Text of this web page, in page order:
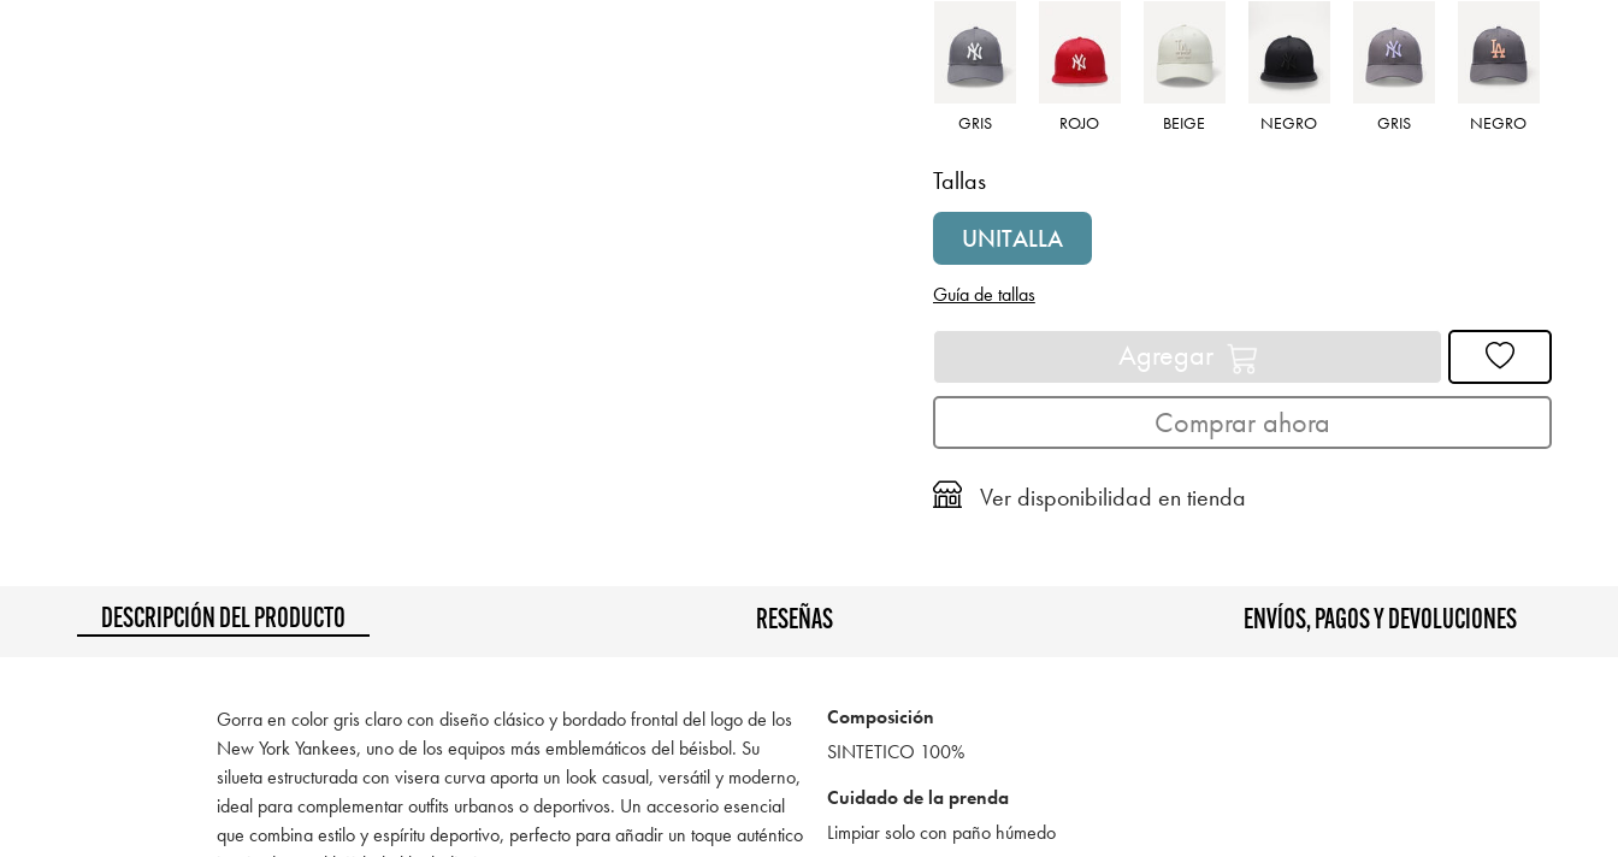
GRIS ROJO BEIGE NEGRO GRIS NEGRO
Tallas
UNITALLA
Guía de tallas
Agregar
Comprar ahora
Ver disponibilidad en tienda
DESCRIPCIÓN DEL PRODUCTO RESEÑAS ENVÍOS, PAGOS Y DEVOLUCIONES
Gorra en color gris claro con diseño clásico y bordado frontal del logo de los
New York Yankees, uno de los equipos más emblemáticos del béisbol. Su
silueta estructurada con visera curva aporta un look casual, versátil y moderno,
ideal para complementar outfits urbanos o deportivos. Un accesorio esencial
que combina estilo y espíritu deportivo, perfecto para añadir un toque auténtico
Composición
SINTETICO 100%
Cuidado de la prenda
Limpiar solo con paño húmedo